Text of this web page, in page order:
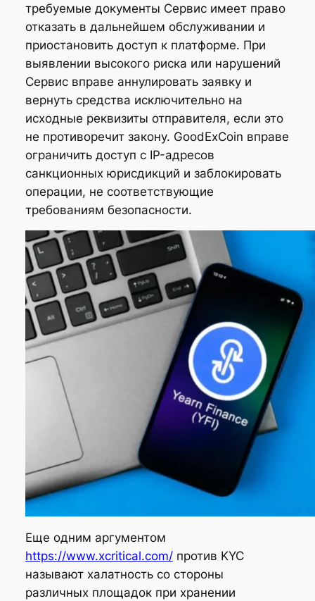
требуемые документы Сервис имеет право
отказать в дальнейшем обслуживании и
приостановить доступ к платформе. При
выявлении высокого риска или нарушений
Сервис вправе аннулировать заявку и
вернуть средства исключительно на
исходные реквизиты отправителя, если это
не противоречит закону. GoodExCoin вправе
ограничить доступ с IP-адресов
санкционных юрисдикций и заблокировать
операции, не соответствующие
требованиям безопасности.
Еще одним аргументом
https://www.xcritical.com/против KYC
называют халатность со стороны
различных площадок при хранении